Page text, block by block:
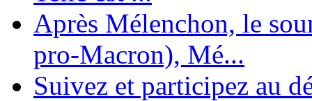
Après Mélenchon, le
pro-Macron), Mé...
Suivez et participez au